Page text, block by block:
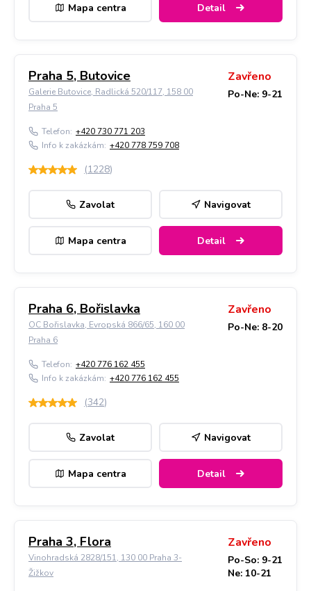
Mapa centra Detail
Praha 5, Butovice
Galerie Butovice, Radlická 520/117, 158 00
Praha 5
Zavřeno
Po-Ne: 9-21
Telefon: +420 730 771 203
Info k zakázkám: +420 778 759 708
(1228)
Zavolat Navigovat
Mapa centra Detail
Praha 6, Bořislavka
OC Bořislavka, Evropská 866/65, 160 00
Praha 6
Zavřeno
Po-Ne: 8-20
Telefon: +420 776 162 455
Info k zakázkám: +420 776 162 455
(342)
Zavolat Navigovat
Mapa centra Detail
Praha 3, Flora
Vinohradská 2828/151, 130 00 Praha 3-
Žižkov
Zavřeno
Po-So: 9-21
Ne: 10-21